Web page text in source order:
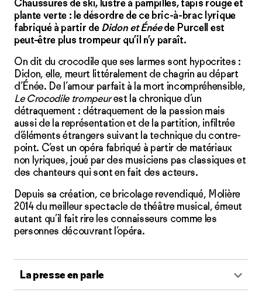
Chaussures de ski, lustre à pampilles, tapis rouge et
plante verte : le désordre de ce bric-à-brac lyrique
fabriqué à partir de Didon et Énéede Purcell est
peut-être plus trompeur qu’il n’y paraît.
On dit du crocodile que ses larmes sont hypocrites :
Didon, elle, meurt littéralement de chagrin au départ
d’Énée. De l’amour parfait à la mort incompréhensible,
Le Crocodile trompeurest la chronique d’un
détraquement : détraquement de la passion mais
aussi de la représentation et de la partition, infiltrée
d’éléments étrangers suivant la technique du contre-
point. C’est un opéra fabriqué à partir de matériaux
non lyriques, joué par des musiciens pas classiques et
des chanteurs qui sont en fait des acteurs.
Depuis sa création, ce bricolage revendiqué, Molière
2014 du meilleur spectacle de théâtre musical, émeut
autant qu’il fait rire les connaisseurs comme les
personnes découvrant l’opéra.
La presse en parle